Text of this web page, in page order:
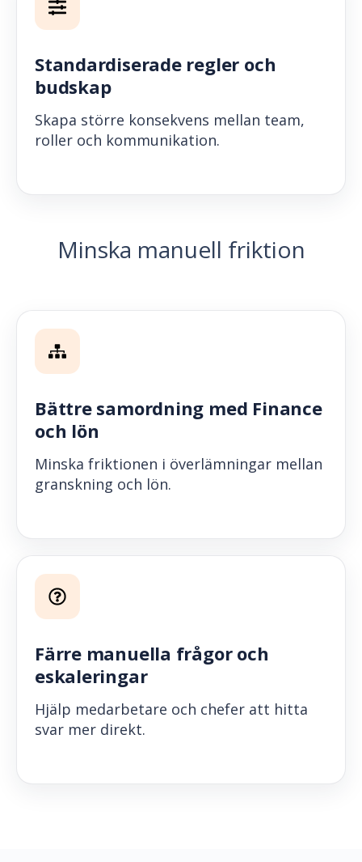
Standardiserade regler och
budskap
Skapa större konsekvens mellan team,
roller och kommunikation.
Minska manuell friktion
Bättre samordning med Finance
och lön
Minska friktionen i överlämningar mellan
granskning och lön.
Färre manuella frågor och
eskaleringar
Hjälp medarbetare och chefer att hitta
svar mer direkt.